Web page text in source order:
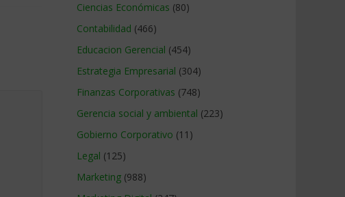
Ciencias Económicas (80)
Contabilidad (466)
Educacion Gerencial (454)
Estrategia Empresarial (304)
Finanzas Corporativas (748)
Gerencia social y ambiental (223)
Gobierno Corporativo (11)
Legal (125)
Marketing (988)